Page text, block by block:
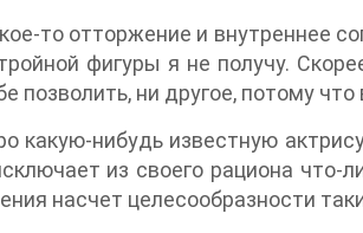
то отторжение и внутреннее
фигуры я не получу.
позволить, ни другое, потому что
какую-нибудь известную
из своего рациона что-
насчет целесообразности